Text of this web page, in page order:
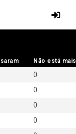
Não está
0
0
0
0
Não está